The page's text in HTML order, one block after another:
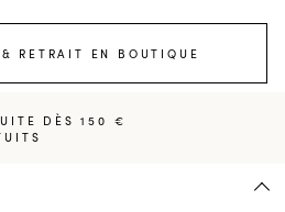
RETRAIT EN BOUTIQUE
DÈS 150 €